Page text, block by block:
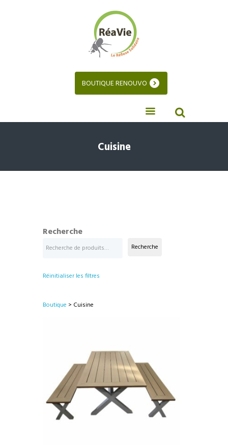
BOUTIQUE RENOUVO
Cuisine
Recherche
Recherche
Réinitialiser les filtres
Boutique > Cuisine